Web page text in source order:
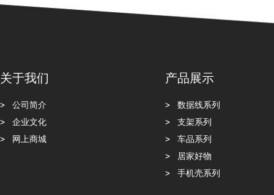
关于我们
公司简介
企业文化
网上商城
产品展示
数据线系列
支架系列
车品系列
居家好物
手机壳系列